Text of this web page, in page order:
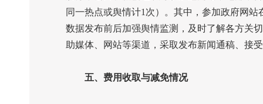
同一热点或舆情计1 次）。其中，参加政府网站
数据发布前后加强舆情监测，及时了解各方关
助媒体、网站等渠道，采取发布新闻通稿、接
五、费用收取与减免情况